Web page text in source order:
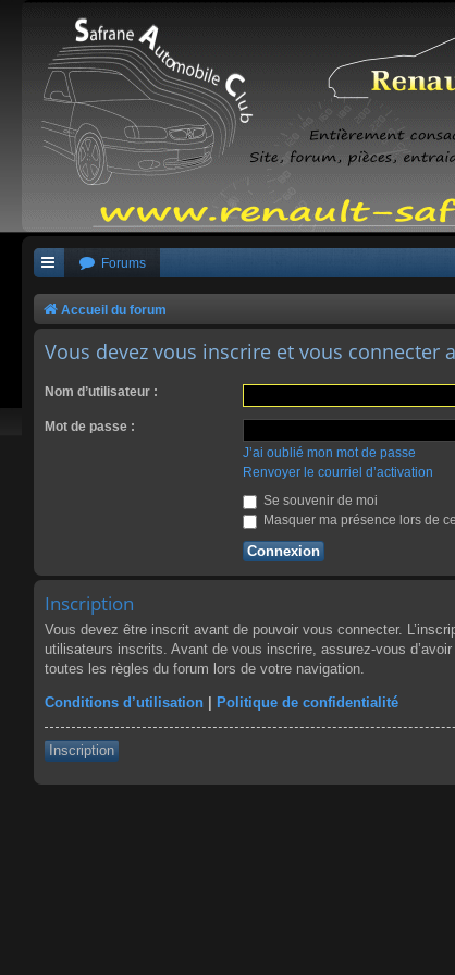
Forums
Accueil du forum
Vous devez vous inscrire et vous
Nom d’utilisateur :
Mot de passe :
J’ai oublié mon mot de passe
Renvoyer le courriel d’activation
Se souvenir de moi
Masquer ma présence lors de
Inscription
Vous devez être inscrit avant de pouvoir vous connecter.
utilisateurs inscrits. Avant de vous inscrire, assurez-vous
toutes les règles du forum lors de votre navigation.
Conditions d’utilisation Politique de confidentialité
Inscription